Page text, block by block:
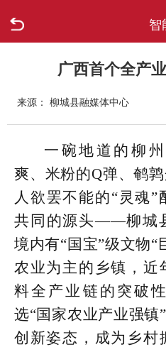
智
新闻中心
政府信息公开
网上办事
互动回应
数据专题
广西首个全产
来源： 柳城县融媒体中心
一碗地道的柳
爽、米粉的Q弹、鹌
人欲罢不能的“灵魂
共同的源头——柳城
境内有“国宝”级文物“
农业为主的乡镇，近
料全产业链的突破
选“国家农业产业强镇
创新姿态，成为乡村